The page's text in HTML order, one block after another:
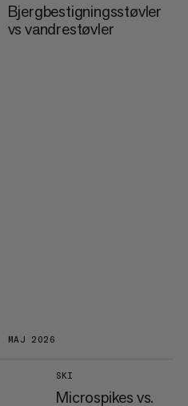
Bjergbestigningsstøvler
vs vandrestøvler
MAJ 2026
SKI
Microspikes vs.